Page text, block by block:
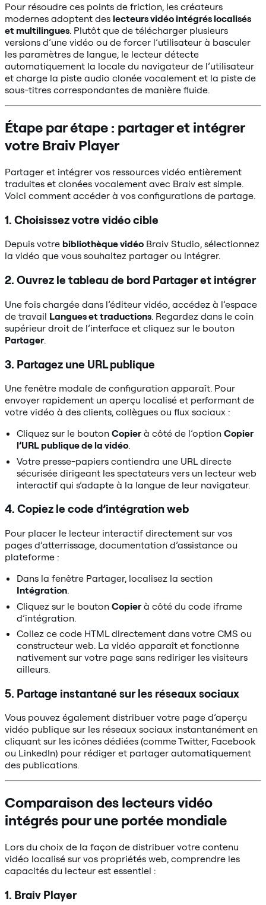
Pour résoudre ces points de friction, les créateurs
modernes adoptent des lecteurs vidéo intégrés localisés
et multilingues. Plutôt que de télécharger plusieurs
versions d’une vidéo ou de forcer l’utilisateur à basculer
les paramètres de langue, le lecteur détecte
automatiquement la locale du navigateur de l’utilisateur
et charge la piste audio clonée vocalement et la piste de
sous-titres correspondantes de manière fluide.
Étape par étape : partager et intégrer
votre Braiv Player
Partager et intégrer vos ressources vidéo entièrement
traduites et clonées vocalement avec Braiv est simple.
Voici comment accéder à vos configurations de partage.
1. Choisissez votre vidéo cible
Depuis votre bibliothèque vidéo Braiv Studio, sélectionnez
la vidéo que vous souhaitez partager ou intégrer.
2. Ouvrez le tableau de bord Partager et intégrer
Une fois chargée dans l’éditeur vidéo, accédez à l’espace
de travail Langues et traductions. Regardez dans le coin
supérieur droit de l’interface et cliquez sur le bouton
Partager.
3. Partagez une URL publique
Une fenêtre modale de configuration apparaît. Pour
envoyer rapidement un aperçu localisé et performant de
votre vidéo à des clients, collègues ou flux sociaux :
Cliquez sur le bouton Copier à côté de l’option Copier
l’URL publique de la vidéo.
Votre presse-papiers contiendra une URL directe
sécurisée dirigeant les spectateurs vers un lecteur web
interactif qui s’adapte à la langue de leur navigateur.
4. Copiez le code d’intégration web
Pour placer le lecteur interactif directement sur vos
pages d’atterrissage, documentation d’assistance ou
plateforme :
Dans la fenêtre Partager, localisez la section
Intégration.
Cliquez sur le bouton Copier à côté du code iframe
d’intégration.
Collez ce code HTML directement dans votre CMS ou
constructeur web. La vidéo apparaît et fonctionne
nativement sur votre page sans rediriger les visiteurs
ailleurs.
5. Partage instantané sur les réseaux sociaux
Vous pouvez également distribuer votre page d’aperçu
vidéo publique sur les réseaux sociaux instantanément en
cliquant sur les icônes dédiées (comme Twitter, Facebook
ou LinkedIn) pour rédiger et partager automatiquement
des publications.
Comparaison des lecteurs vidéo
intégrés pour une portée mondiale
Lors du choix de la façon de distribuer votre contenu
vidéo localisé sur vos propriétés web, comprendre les
capacités du lecteur est essentiel :
1. Braiv Player